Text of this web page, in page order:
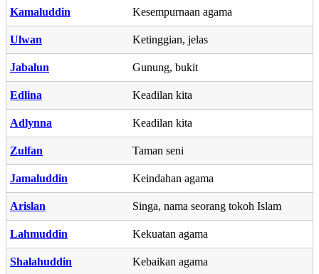
Kamaluddin Kesempurnaan agama
Ulwan Ketinggian, jelas
Jabalun Gunung, bukit
Edlina Keadilan kita
Adlynna Keadilan kita
Zulfan Taman seni
Jamaluddin Keindahan agama
Arislan Singa, nama seorang tokoh Islam
Lahmuddin Kekuatan agama
Shalahuddin Kebaikan agama